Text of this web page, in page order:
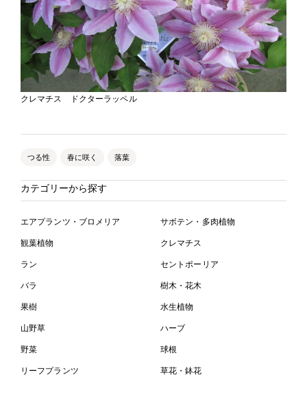
クレマチス ドクターラッペル
つる性 春に咲く 落葉
カテゴリーから探す
エアプランツ・ブロメリア サボテン・多肉植物
観葉植物 クレマチス
ラン セントポーリア
バラ 樹木・花木
果樹 水生植物
山野草 ハーブ
野菜 球根
リーフプランツ 草花・鉢花